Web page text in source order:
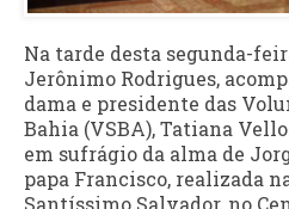
Na tarde desta segunda-
Jerônimo Rodrigues,
dama e presidente das
Bahia (VSBA), Tatiana
em sufrágio da alma de
papa Francisco, realizada
Santíssimo Salvador, no